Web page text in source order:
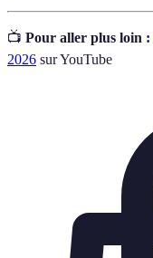
📺 Pour aller plus loin :
2026 sur YouTube